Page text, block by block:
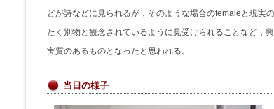
どが詩などに見られるが，そのような場合のfemaleと現実
たく別物と観念されているように見受けられることなど，
実質のあるものとなったと思われる。
当日の様子